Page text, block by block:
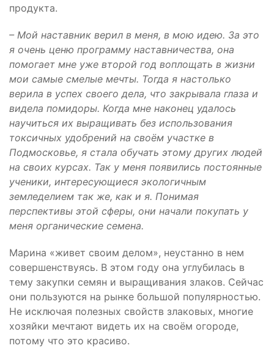
продукта.
– Мой наставник верил в меня, в мою идею. За это
я очень ценю программу наставничества, она
помогает мне уже второй год воплощать в жизни
мои самые смелые мечты. Тогда я настолько
верила в успех своего дела, что закрывала глаза и
видела помидоры. Когда мне наконец удалось
научиться их выращивать без использования
токсичных удобрений на своём участке в
Подмосковье, я стала обучать этому других людей
на своих курсах. Так у меня появились постоянные
ученики, интересующиеся экологичным
земледелием так же, как и я. Понимая
перспективы этой сферы, они начали покупать у
меня органические семена.
Марина «живет своим делом», неустанно в нем
совершенствуясь. В этом году она углубилась в
тему закупки семян и выращивания злаков. Сейчас
они пользуются на рынке большой популярностью.
Не исключая полезных свойств злаковых, многие
хозяйки мечтают видеть их на своём огороде,
потому что это красиво.